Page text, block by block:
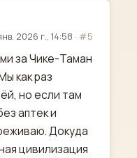
2026 г., 14:58 · #5
за Чике-Таман
как раз
но если там
аптек и
Докуда
цивилизация